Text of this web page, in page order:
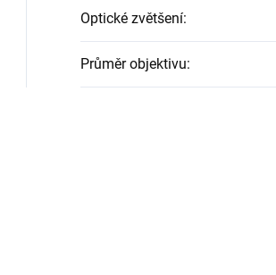
Optické zvětšení:
Průměr objektivu: